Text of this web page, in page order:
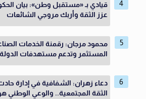
قيادي بـ «مستقبل وطن»: بيان
عزز الثقة وأربك مروجي الشائعات
محمود مرجان: رقمنة الخدمات
المستثمر وتدعم مستهدفات الدولة
دعاء زهران: الشفافية في إدارة
الثقة المجتمعية.. والوعي الوطني